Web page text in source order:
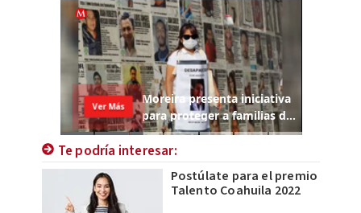
Te podría interesar:
Postúlate para el premio
Talento Coahuila 2022